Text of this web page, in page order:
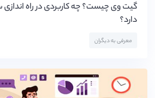
گیت وی چیست؟ چه کاربردی در راه
دارد؟
معرفی به دیگران